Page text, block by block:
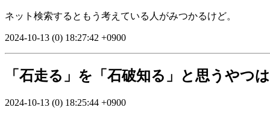
ネット検索するともう考えている人がみつかるけど。
2024-10-13 (0) 18:27:42 +0900
「石走る」を「石破知る」と思うやつ
2024-10-13 (0) 18:25:44 +0900